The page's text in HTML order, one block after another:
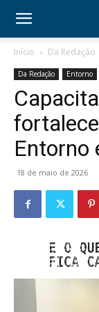
Início Da Redação
Da Redação Entorno
Entorno
18 de maio de 2026